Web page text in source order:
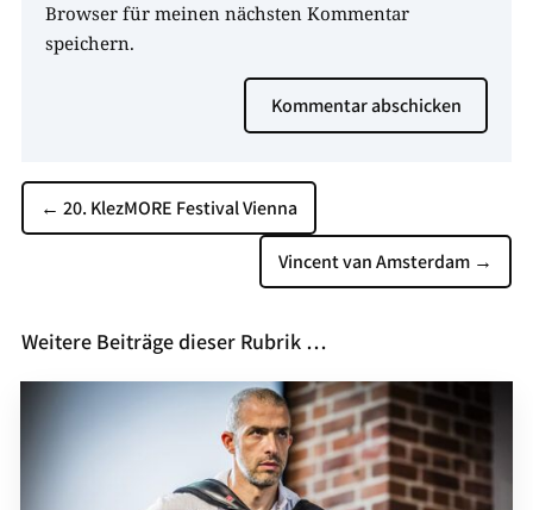
Browser für meinen nächsten Kommentar
speichern.
Kommentar abschicken
← 20. KlezMORE Festival Vienna
Vincent van Amsterdam →
Weitere Beiträge dieser Rubrik …